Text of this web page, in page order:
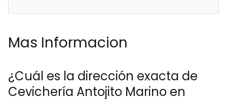
Mas Informacion
¿Cuál es la dirección exacta de
Cevichería Antojito Marino en